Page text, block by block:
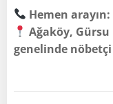
Hemen arayın:
Ağaköy, Gürsu
genelinde